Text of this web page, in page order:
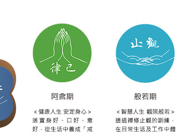
、無盡的智慧、無盡的接引。
。
頭就開。
在？